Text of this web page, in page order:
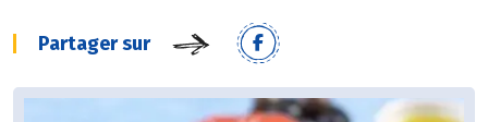
Partager sur